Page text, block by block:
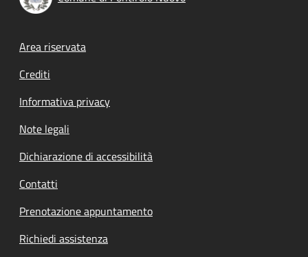
Footer menu
Area riservata
Crediti
Informativa privacy
Note legali
Dichiarazione di accessibilità
Contatti
Prenotazione appuntamento
Richiedi assistenza